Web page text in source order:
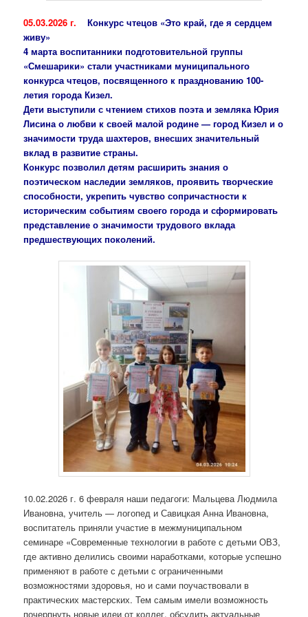
05.03.2026 г.
Конкурс чтецов «Это край, где я сердцем
живу»
4 марта воспитанники подготовительной группы
«Смешарики» стали участниками муниципального
конкурса чтецов, посвященного к празднованию 100-
летия города Кизел.
Дети выступили с чтением стихов поэта и земляка Юрия
Лисина о любви к своей малой родине — город Кизел и о
значимости труда шахтеров, внесших значительный
вклад в развитие страны.
Конкурс позволил детям расширить знания о
поэтическом наследии земляков, проявить творческие
способности, укрепить чувство сопричастности к
историческим событиям своего города и сформировать
представление о значимости трудового вклада
предшествующих поколений.
10.02.2026 г. 6 февраля наши педагоги: Мальцева Людмила
Ивановна, учитель — логопед и Савицкая Анна Ивановна,
воспитатель приняли участие в межмуниципальном
семинаре «Современные технологии в работе с детьми ОВЗ,
где активно делились своими наработками, которые успешно
применяют в работе с детьми с ограниченными
возможностями здоровья, но и сами поучаствовали в
практических мастерских. Тем самым имели возможность
почерпнуть новые идеи от коллег, обсудить актуальные